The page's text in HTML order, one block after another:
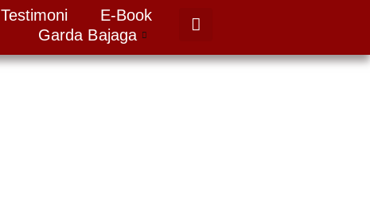
Testimoni
E-Book
Garda Bajaga